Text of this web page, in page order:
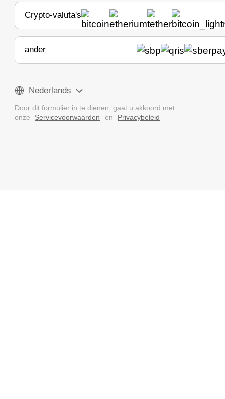
Crypto-valuta's
ander
Nederlands
Door dit formulier in te dienen, gaat u akkoord met
onze
Servicevoorwaarden en Privacybeleid